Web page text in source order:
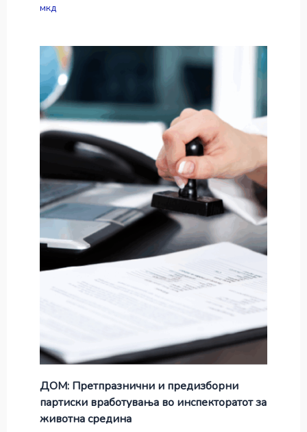
мкд
ДОМ: Претпразнични и предизборни
партиски вработувања во инспекторатот за
животна средина